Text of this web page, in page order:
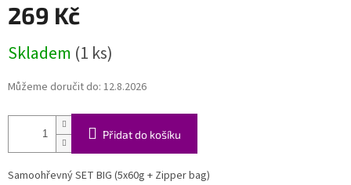
269 Kč
cena:
Skladem (1 ks)
Můžeme doručit do: 12.8.2026
Přidat do košíku
Samoohřevný SET BIG (5x60g + Zipper bag)